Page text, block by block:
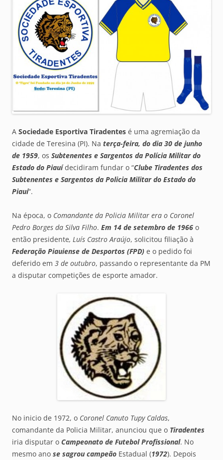
A Sociedade Esportiva Tiradentes é uma agremiação da
cidade de Teresina (PI). Na terça-feira, do dia 30 de junho
de 1959, os Subtenentes e Sargentos da Polícia Militar do
Estado do Piauídecidiram fundar o “Clube Tiradentes dos
Subtenentes e Sargentos da Policia Militar do Estado do
Piauí“.
Na época, o Comandante da Policia Militar era o Coronel
Pedro Borges da Silva Filho. Em 14 de setembro de 1966 o
então presidente, Luís Castro Araújo, solicitou filiação à
Federação Piauiense de Desportos (FPD) e o pedido foi
deferido em 3 de outubro, passando o representante da PM
a disputar competições de esporte amador.
No inicio de 1972, o Coronel Canuto Tupy Caldas,
comandante da Policia Militar, anunciou que o Tiradentes
iria disputar o Campeonato de Futebol Profissional. No
mesmo ano se sagrou campeão Estadual (1972). Depois